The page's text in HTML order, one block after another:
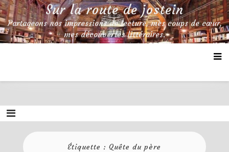
Skip
to
content
Sur la route de jostein
Partageons nos impressions de lecture, mes coups de cœur,
mes découvertes littéraires.
Étiquette :Quête du père